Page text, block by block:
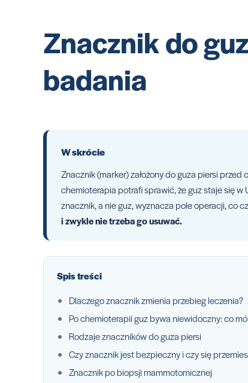
Znacznik do
badania
W skrócie
Znacznik (marker) założony do guza piersi
chemioterapia potrafi sprawić, że guz staje się
znacznik, a nie guz, wyznacza pole operacji, co
i zwykle nie trzeba go usuwać.
Spis treści
Dlaczego znacznik zmienia przebieg leczenia?
Po chemioterapii guz bywa niewidoczny: co
Rodzaje znaczników do guza piersi
Czy znacznik jest bezpieczny i czy się
Znacznik po biopsji mammotomicznej